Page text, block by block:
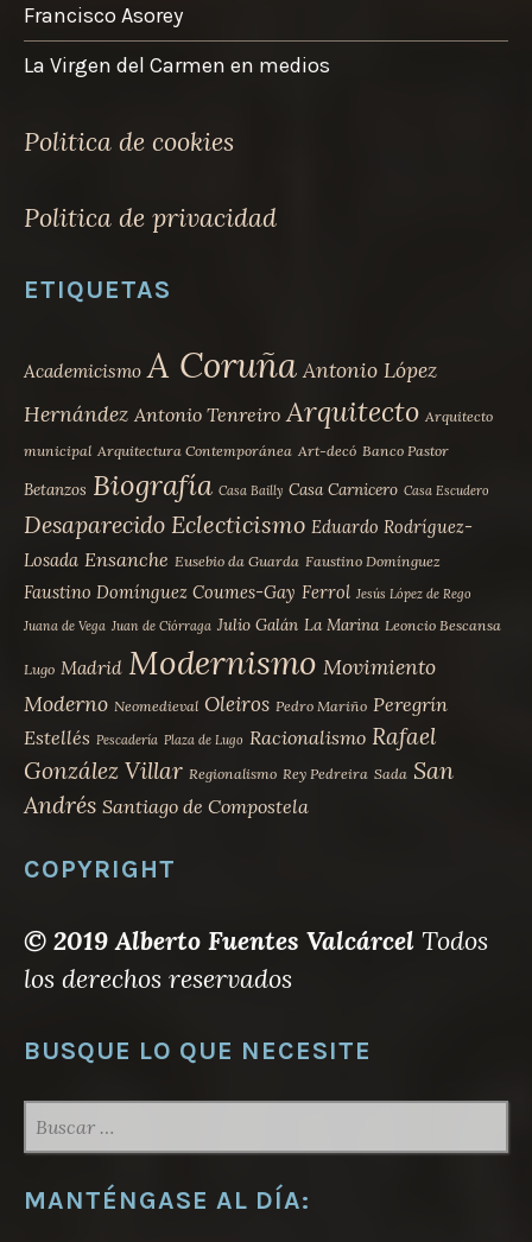
Francisco Asorey
La Virgen del Carmen en medios
Politica de cookies
Politica de privacidad
ETIQUETAS
Academicismo A Coruña Antonio López
Hernández Antonio Tenreiro Arquitecto Arquitecto
municipal Arquitectura Contemporánea Art-decó Banco Pastor
Betanzos Biografía Casa Bailly Casa Carnicero Casa Escudero
Desaparecido Eclecticismo Eduardo Rodríguez-
Losada Ensanche Eusebio da Guarda Faustino Domínguez
Faustino Domínguez Coumes-Gay Ferrol Jesús López de Rego
Juana de Vega Juan de Ciórraga Julio Galán La Marina Leoncio Bescansa
Lugo Madrid Modernismo Movimiento
Moderno Neomedieval Oleiros Pedro Mariño Peregrín
Estellés Pescadería Plaza de Lugo Racionalismo Rafael
González Villar Regionalismo Rey Pedreira Sada San
Andrés Santiago de Compostela
COPYRIGHT
© 2019 Alberto Fuentes Valcárcel Todos
los derechos reservados
BUSQUE LO QUE NECESITE
MANTÉNGASE AL DÍA: